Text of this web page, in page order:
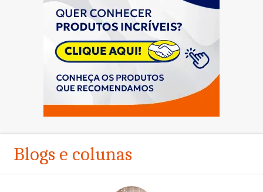
Blogs e colunas